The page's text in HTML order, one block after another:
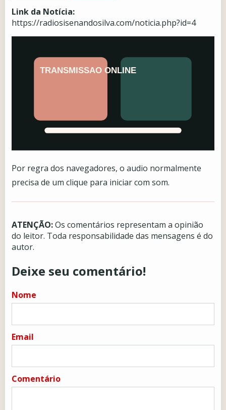
Link da Notícia:
https://radiosisenandosilva.com/noticia.php?id=4
Por regra dos navegadores, o audio normalmente
precisa de um clique para iniciar com som.
ATENÇÃO:Os comentários representam a opinião
do leitor. Toda responsabilidade das mensagens é do
autor.
Deixe seu comentário!
Nome
Email
Comentário